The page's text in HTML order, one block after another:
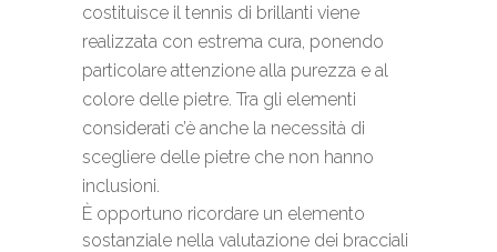
costituisce il tennis di brillanti viene
realizzata con estrema cura, ponendo
particolare attenzione alla purezza e al
colore delle pietre. Tra gli elementi
considerati c’è anche la necessità di
scegliere delle pietre che non hanno
inclusioni.
È opportuno ricordare un elemento
sostanziale nella valutazione dei bracciali